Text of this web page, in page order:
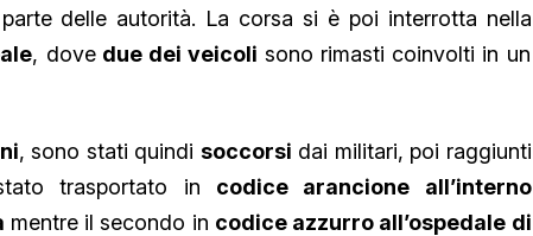
delle autorità. La corsa si è poi interrotta nella
, dovedue dei veicoli sono rimasti coinvolti in un
, sono stati quindi soccorsi dai militari, poi raggiunti
trasportato in codice arancione all’interno
mentre il secondo in codice azzurro all’ospedale di